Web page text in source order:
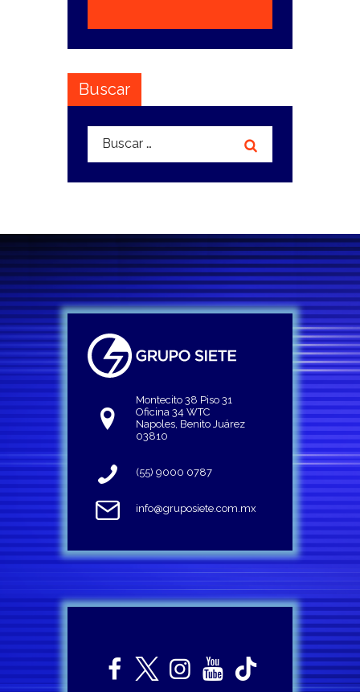
Buscar
Buscar:
Montecito 38 Piso 31
Oficina 34 WTC
Napoles, Benito Juárez
03810
(55) 9000 0787
info@gruposiete.com.mx